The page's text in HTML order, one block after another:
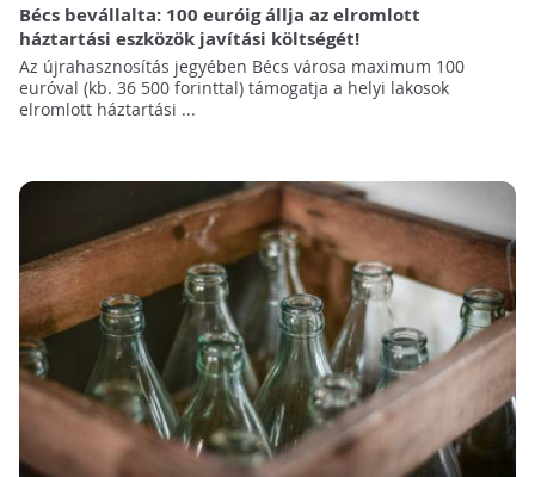
Bécs bevállalta: 100 euróig állja az elromlott
háztartási eszközök javítási költségét!
Az újrahasznosítás jegyében Bécs városa maximum 100
euróval (kb. 36 500 forinttal) támogatja a helyi lakosok
elromlott háztartási ...